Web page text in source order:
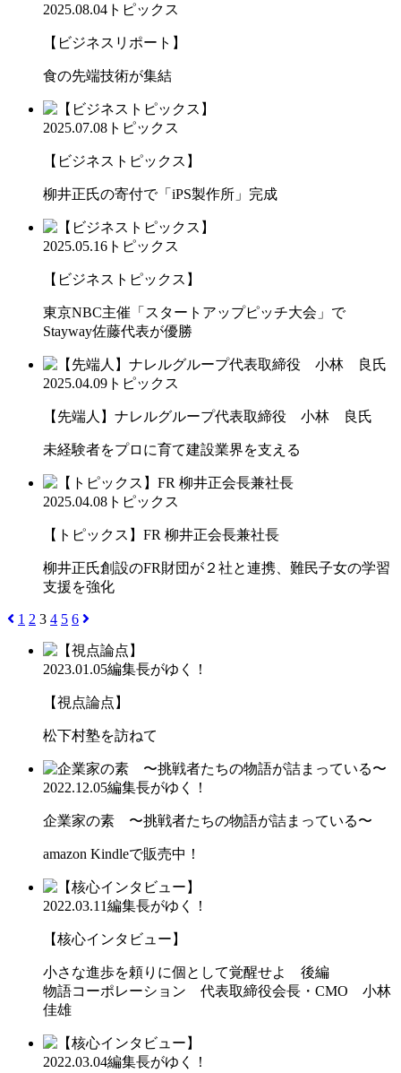
2025.08.04 トピックス
【ビジネスリポート】
食の先端技術が集結
2025.07.08 トピックス
【ビジネストピックス】
柳井正氏の寄付で「iPS製作所」完成
2025.05.16 トピックス
【ビジネストピックス】
東京NBC主催「スタートアップピッチ大会」で
Stayway佐藤代表が優勝
2025.04.09 トピックス
【先端人】ナレルグループ代表取締役 小林 良氏
未経験者をプロに育て建設業界を支える
2025.04.08 トピックス
【トピックス】FR 柳井正会長兼社長
柳井正氏創設のFR財団が２社と連携、難民子女の学習
支援を強化
1 2 3 4 5 6
2023.01.05編集長がゆく！
【視点論点】
松下村塾を訪ねて
2022.12.05編集長がゆく！
企業家の素 〜挑戦者たちの物語が詰まっている〜
amazon Kindleで販売中！
2022.03.11編集長がゆく！
【核心インタビュー】
小さな進歩を頼りに個として覚醒せよ 後編
物語コーポレーション 代表取締役会長・CMO 小林
佳雄
2022.03.04編集長がゆく！